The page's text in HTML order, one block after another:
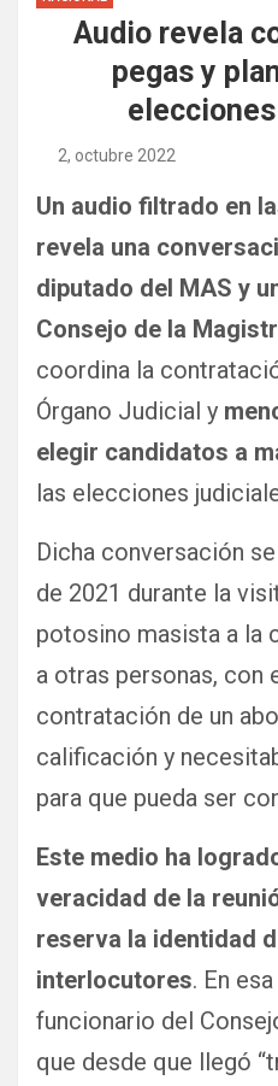
Audio revela
pegas y
2, octubre 2022
Un audio filtrado en
revela una
diputado del MAS y
Consejo de la
coordina la
Órgano Judicial y
elegir candidatos a
las elecciones
Dicha conversación
de 2021 durante la
potosino masista a la
a otras personas, con
contratación de un
calificación y
para que pueda ser
Este medio ha
veracidad de la
reserva la identidad
interlocutores. En
funcionario del
que desde que llegó